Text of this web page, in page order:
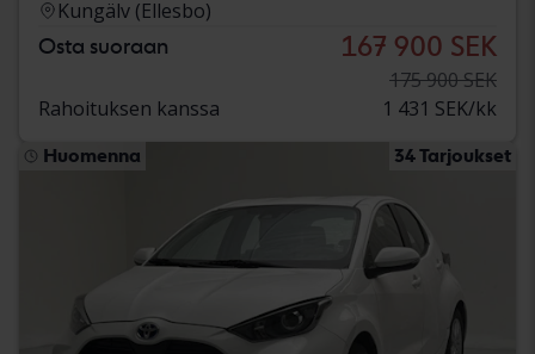
Kungälv (Ellesbo)
Osta suoraan 167 900 SEK
175 900 SEK
Rahoituksen kanssa
1 431 SEK/kk
Huomenna 34 Tarjoukset